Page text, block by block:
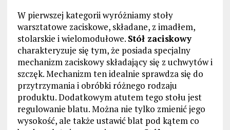
W pierwszej kategorii wyróżniamy stoły
warsztatowe zaciskowe, składane, z imadłem,
stolarskie i wielomodułowe. Stół zaciskowy
charakteryzuje się tym, że posiada specjalny
mechanizm zaciskowy składający się z uchwytów i
szczęk. Mechanizm ten idealnie sprawdza się do
przytrzymania i obróbki różnego rodzaju
produktu. Dodatkowym atutem tego stołu jest
regulowanie blatu. Można nie tylko zmienić jego
wysokość, ale także ustawić blat pod kątem co